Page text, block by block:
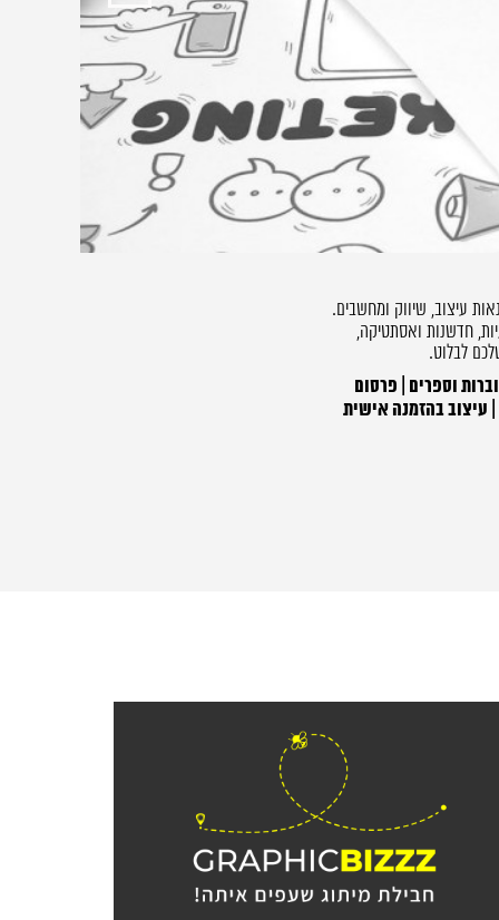
הבא
עיצוב, שיווק ומחשבים.
חדשנות ואסתטיקה,
לבלוט.
וספרים | פרסום
| עיצוב בהזמנה אישית